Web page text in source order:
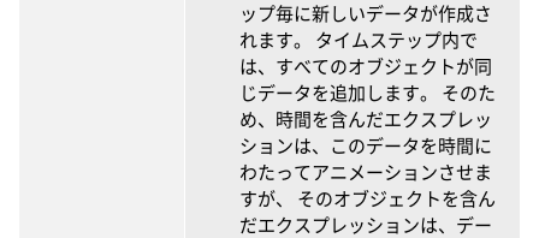
ップ毎に新しいデータが作成さ
れます。 タイムステップ内で
は、すべてのオブジェクトが同
じデータを追加します。 そのた
め、時間を含んだエクスプレッ
ションは、このデータを時間に
わたってアニメーションさせま
すが、 そのオブジェクトを含ん
だエクスプレッションは、デー